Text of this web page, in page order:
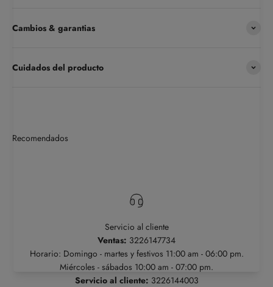
Cambios & garantias
Cuidados del producto
Servicio al cliente
Ventas: 3226147734
Horario: Domingo - martes y festivos 11:00 am - 06:00 pm.
Miércoles - sábados 10:00 am - 07:00 pm.
Servicio al cliente: 3226144003